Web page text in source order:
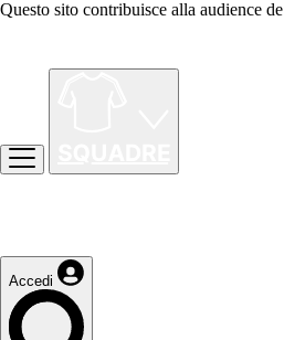
Questo sito contribuisce alla audience de
Accedi